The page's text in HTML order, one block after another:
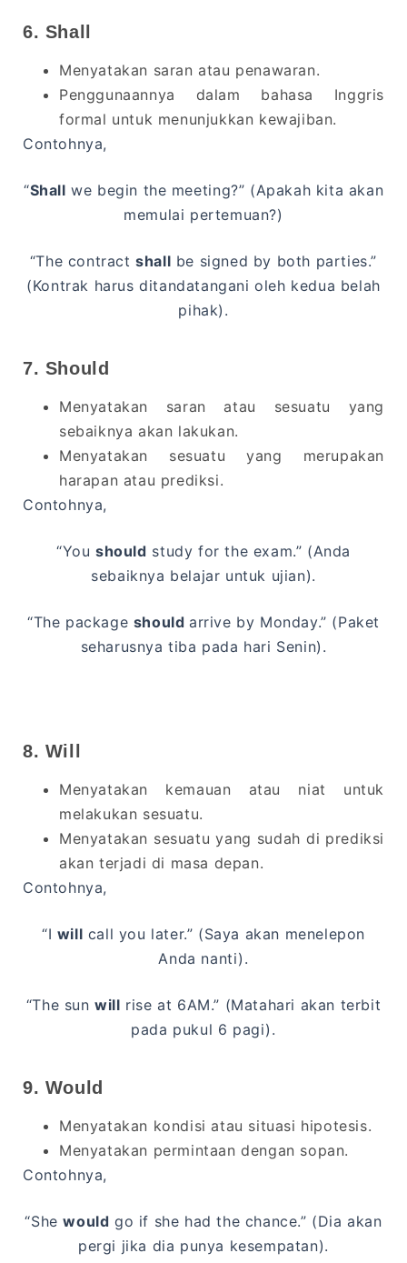
6. Shall
Menyatakan saran atau penawaran.
Penggunaannya dalam bahasa Inggris
formal untuk menunjukkan kewajiban.
Contohnya,
“Shall we begin the meeting?” (Apakah kita akan
memulai pertemuan?)
“The contractshall be signed by both parties.”
(Kontrak harus ditandatangani oleh kedua belah
pihak).
7. Should
Menyatakan saran atau sesuatu yang
sebaiknya akan lakukan.
Menyatakan sesuatu yang merupakan
harapan atau prediksi.
Contohnya,
“Youshould study for the exam.” (Anda
sebaiknya belajar untuk ujian).
“The package should arrive by Monday.” (Paket
seharusnya tiba pada hari Senin).
8. Will
Menyatakan kemauan atau niat untuk
melakukan sesuatu.
Menyatakan sesuatu yang sudah di prediksi
akan terjadi di masa depan.
Contohnya,
“I will call you later.” (Saya akan menelepon
Anda nanti).
“The sunwill rise at 6AM.” (Matahari akan terbit
pada pukul 6 pagi).
9. Would
Menyatakan kondisi atau situasi hipotesis.
Menyatakan permintaan dengan sopan.
Contohnya,
“Shewould go if she had the chance.” (Dia akan
pergi jika dia punya kesempatan).